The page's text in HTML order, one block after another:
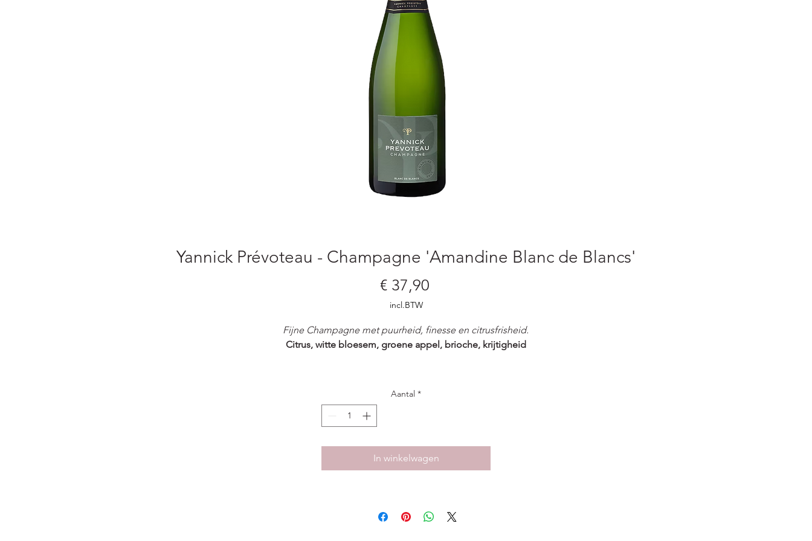
Yannick Prévoteau - Champagne 'Amandine Blanc de Blancs'
€ 37,90Prijs
incl.BTW
Fijne Champagne met puurheid, finesse en citrusfrisheid.
Citrus, witte bloesem, groene appel, brioche, krijtigheid
Yannick Prévoteau, gemaakt van 100% Chardonnay uit kalkrijke
percelen in de Vallée de la Marne. De combinatie van krijt-, kalk- en
klei-kalksteenbodems geeft deze cuvée zowel precisie als een
extra complexiteit en zachtheid toevoegt. Na minstens 24 maanden
rijping sur lattes ontwikkelt de wijn zijn verfijnde textuur en lichte
appel, aangevuld met een hint van amandel en brioche. In de
Aantal *
In winkelwagen